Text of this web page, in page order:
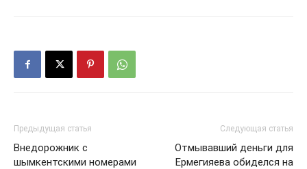
Предыдущая статья
Внедорожник с
шымкентскими номерами
Следующая статья
Отмывавший деньги для
Ермегияева обиделся на